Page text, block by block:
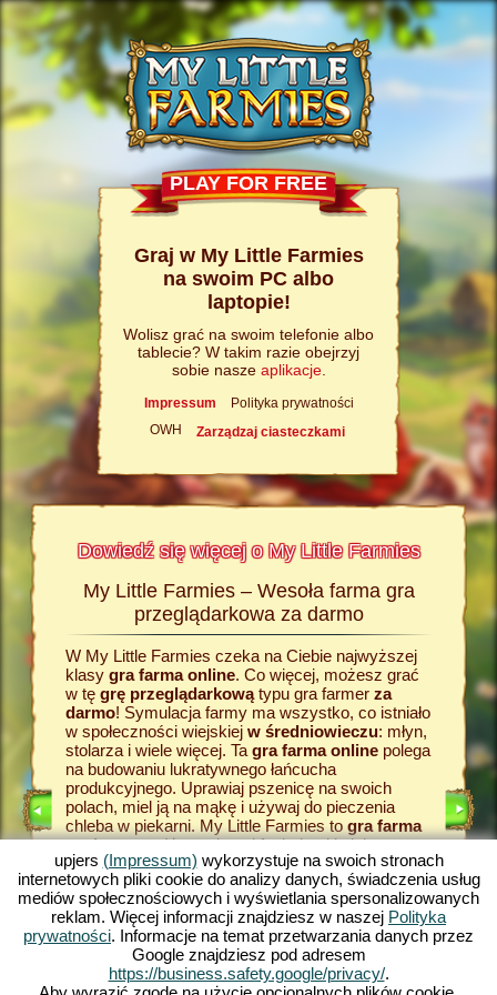
PLAY FOR FREE
Graj w My Little Farmies
na swoim PC albo
laptopie!
Wolisz grać na swoim telefonie albo
tablecie? W takim razie obejrzyj
sobie nasze aplikacje.
Impressum
Polityka prywatności
OWH
Zarządzaj ciasteczkami
Dowiedź się więcej o My Little Farmies
o
My Little Farmies – Wesoła farma gra
przeglądarkowa za darmo
W My Little Farmies czeka na Ciebie najwyższej
klasy gra farma online. Co więcej, możesz grać
w tę grę przeglądarkowątypu gra farmer za
darmo! Symulacja farmy ma wszystko, co istniało
w społeczności wiejskiej w średniowieczu: młyn,
stolarza i wiele więcej. Ta gra farma onlinepolega
na budowaniu lukratywnego łańcucha
produkcyjnego. Uprawiaj pszenicę na swoich
polach, miel ją na mąkę i używaj do pieczenia
chleba w piekarni. My Little Farmies to gra farma
za darmoz różnorodnymi funkcjami i piękną
grafiką. W tej grze typu farmagra online
zajmujesz się rolnictwem we wszystkich jego
aspektach: od uprawy warzyw po hodowlę
zwierząt. Spotkasz tradycyjne zwierzęta
hodowlane, takie jak świnia Mangalica czy kura
jedwabista. Stwórz kwitnące krajobrazy w My
Little Farmies - zagraj teraz za darmo w jedną z
grze
zboże.
farmy,
temu
w My
pojawią
towary.
farma
upjers (Impressum) wykorzystuje na swoich stronach
internetowych pliki cookie do analizy danych, świadczenia usług
mediów społecznościowych i wyświetlania spersonalizowanych
reklam. Więcej informacji znajdziesz w naszej Polityka
prywatności. Informacje na temat przetwarzania danych przez
Google znajdziesz pod adresem
https://business.safety.google/privacy/.